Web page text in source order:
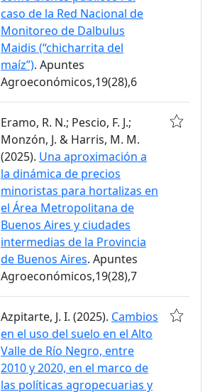
caso de la Red Nacional de
Monitoreo de Dalbulus
Maidis (“chicharrita del
maíz”). Apuntes
Agroeconómicos,19(28),6
Eramo, R. N.; Pescio, F. J.;
Monzón, J. & Harris, M. M.
(2025). Una aproximación a
la dinámica de precios
minoristas para hortalizas en
el Área Metropolitana de
Buenos Aires y ciudades
intermedias de la Provincia
de Buenos Aires. Apuntes
Agroeconómicos,19(28),7
Azpitarte, J. I. (2025). Cambios
en el uso del suelo en el Alto
Valle de Río Negro, entre
2010 y 2020, en el marco de
las políticas agropecuarias y